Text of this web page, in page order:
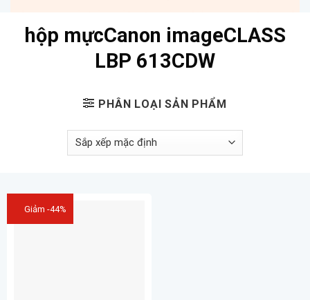
hộp mựcCanon imageCLASS
LBP 613CDW
PHÂN LOẠI SẢN PHẨM
Giảm -44%